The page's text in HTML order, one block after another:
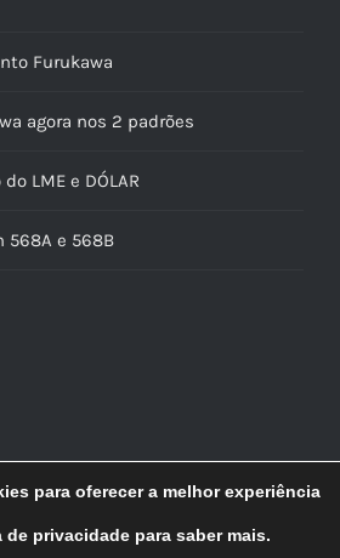
Furukawa
agora nos 2 padrões
LME e DÓLAR
568A e 568B
para oferecer a melhor experiência
privacidade para saber mais.